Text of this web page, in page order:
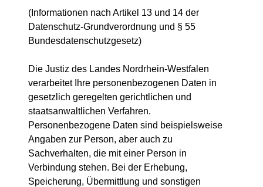
(Informationen nach Artikel 13 und 14 der
Datenschutz-Grundverordnung und § 55
Bundesdatenschutzgesetz)
Die Justiz des Landes Nordrhein-Westfalen
verarbeitet Ihre personenbezogenen Daten in
gesetzlich geregelten gerichtlichen und
staatsanwaltlichen Verfahren.
Personenbezogene Daten sind beispielsweise
Angaben zur Person, aber auch zu
Sachverhalten, die mit einer Person in
Verbindung stehen. Bei der Erhebung,
Speicherung, Übermittlung und sonstigen